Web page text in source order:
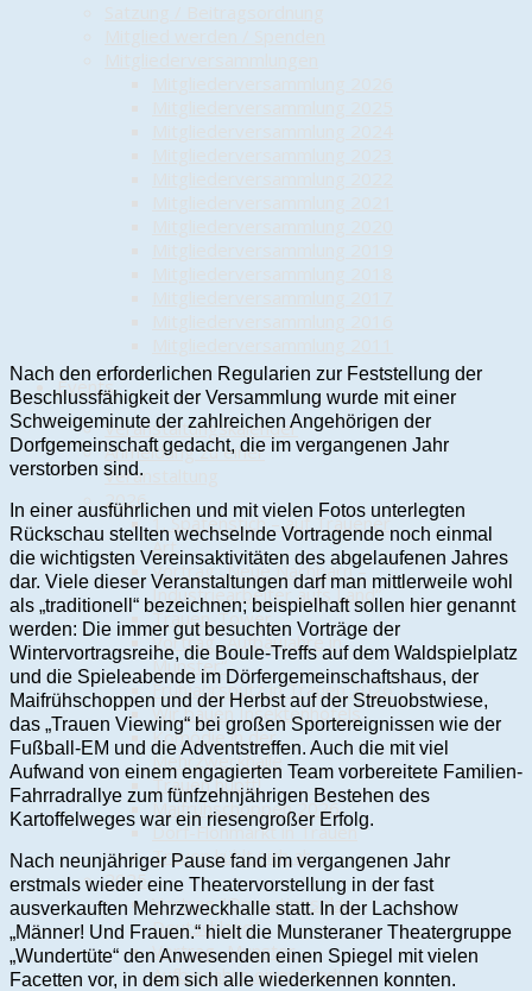
Events
Veranstaltungskalender
Anmeldung zu einer
Veranstaltung
2026
1. Spatenstich – auf Trauener
Art
Vortrag „Neue Nachbarn –
Industriearbeiter aufs Land“
Trauen-Tower
Vortrag „Aufbaujahre in
Munster“
Frühjahrsputz in Trauen 2026
Wir bauen Insektenhotels
Komödie in der
Mehrzweckhalle
Trauen hüpft!
Maifrühschoppen 2026
Dorf-Flohmarkt in Trauen
Trauen kühlt sich ab
2025
Vortrag "Operationsplan
Deutschland"
Vortrag „Munster –
Aufbaujahre einer Stadt“
Nach den erforderlichen Regularien zur Feststellung der
Beschlussfähigkeit der Versammlung wurde mit einer
Schweigeminute der zahlreichen Angehörigen der
Dorfgemeinschaft gedacht, die im vergangenen Jahr
verstorben sind.
In einer ausführlichen und mit vielen Fotos unterlegten
Rückschau stellten wechselnde Vortragende noch einmal
die wichtigsten Vereinsaktivitäten des abgelaufenen Jahres
dar. Viele dieser Veranstaltungen darf man mittlerweile wohl
als „traditionell“ bezeichnen; beispielhaft sollen hier genannt
werden: Die immer gut besuchten Vorträge der
Wintervortragsreihe, die Boule-Treffs auf dem Waldspielplatz
und die Spieleabende im Dörfergemeinschaftshaus, der
Maifrühschoppen und der Herbst auf der Streuobstwiese,
das „Trauen Viewing“ bei großen Sportereignissen wie der
Fußball-EM und die Adventstreffen. Auch die mit viel
Aufwand von einem engagierten Team vorbereitete Familien-
Fahrradrallye zum fünfzehnjährigen Bestehen des
Kartoffelweges war ein riesengroßer Erfolg.
Nach neunjähriger Pause fand im vergangenen Jahr
erstmals wieder eine Theatervorstellung in der fast
ausverkauften Mehrzweckhalle statt. In der Lachshow
„Männer! Und Frauen.“ hielt die Munsteraner Theatergruppe
„Wundertüte“ den Anwesenden einen Spiegel mit vielen
Facetten vor, in dem sich alle wiederkennen konnten.